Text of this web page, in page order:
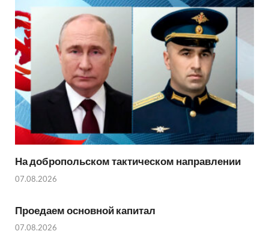
На добропольском тактическом направлении
07.08.2026
Проедаем основной капитал
07.08.2026